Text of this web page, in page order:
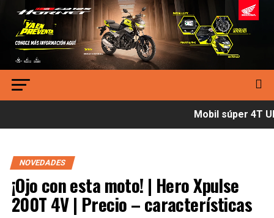
Mobil súper 4T
NOVEDADES
¡Ojo con esta moto! | Hero Xpulse
200T 4V | Precio – características